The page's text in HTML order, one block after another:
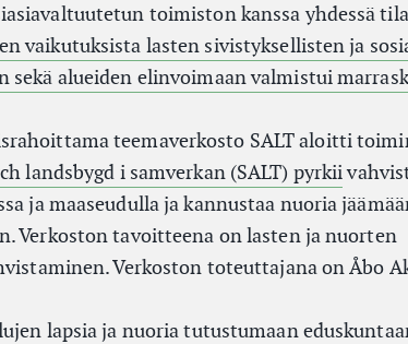
toimiston kanssa yhdessä
vaikutuksista lasten sivistyksellisten ja
sekä alueiden elinvoimaan valmistui
teemaverkosto SALT aloitti
landsbygd i samverkan (SALT) pyrkii
ja maaseudulla ja kannustaa nuoria
Verkoston tavoitteena on lasten ja nuorten
Verkoston toteuttajana on Åbo
lapsia ja nuoria tutustumaan